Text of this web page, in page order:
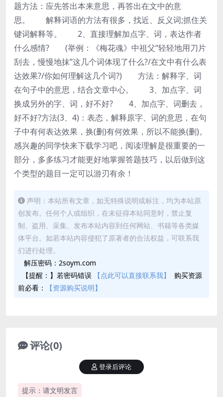
题方法：应先答出本来意思，再答出在文中的意
思。 解释词语的方法有很多，找近、反义词;抓住关
键词解释等。 2、直接理解加点字、词，表达作者
什么感情? (举例：《梅花魂》中祖父“轻轻地用刀片
刮去，慢慢地抹”这几个词体现了什么?/在文中有什么表
达效果?/你如何理解这几个词?) 方法：解释字、词
在句子中的意思，结合文章中心。 3、加点字、词
换成另外的字、词，好不好? 4、加点字、词删去，
好不好?方法(3、4)：表态，解释原字、词的意思，在句
子中有何表达效果，换(删)有何效果，所以不能换(删)。
感兴趣的同学快来下载学习吧，阅读理解是很重要的一
部分，多多练习才能更好地掌握答题技巧，以后做到这
个类型的题目一定可以游刃有余！
声明：本站所有文章，如无特殊说明或标注，均为本站原
创发布。任何个人或组织，在未征得本站同意时，禁止复
制、盗用、采集、发布本站内容到任何网站、书籍等各类媒
体平台。如若本站内容侵犯了原著者的合法权益，可联系我
们进行处理。
解压密码：2soym.com
【提醒：】若密码错误
【点此可以直接联系我】
购买资源
前必看：
【资源购买说明】
评论(0)
提示：请文明发言
登录后评论